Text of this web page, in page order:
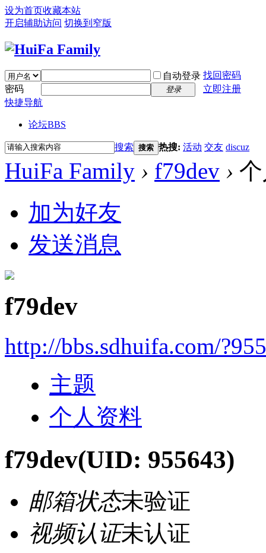
设为首页收藏本站
开启辅助访问 切换到窄版
自动登录 找回密码
密码
登录
立即注册
快捷导航
论坛BBS
搜索 搜索 热搜: 活动 交友 discuz
HuiFa Family › f79dev ›
加为好友
发送消息
f79dev
http://bbs.sdhuifa.com/
主题
个人资料
f79dev(UID: 955643)
邮箱状态未验证
视频认证未认证